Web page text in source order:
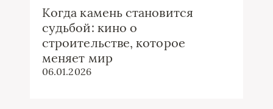
Когда камень становится
судьбой: кино о
строительстве, которое
меняет мир
06.01.2026